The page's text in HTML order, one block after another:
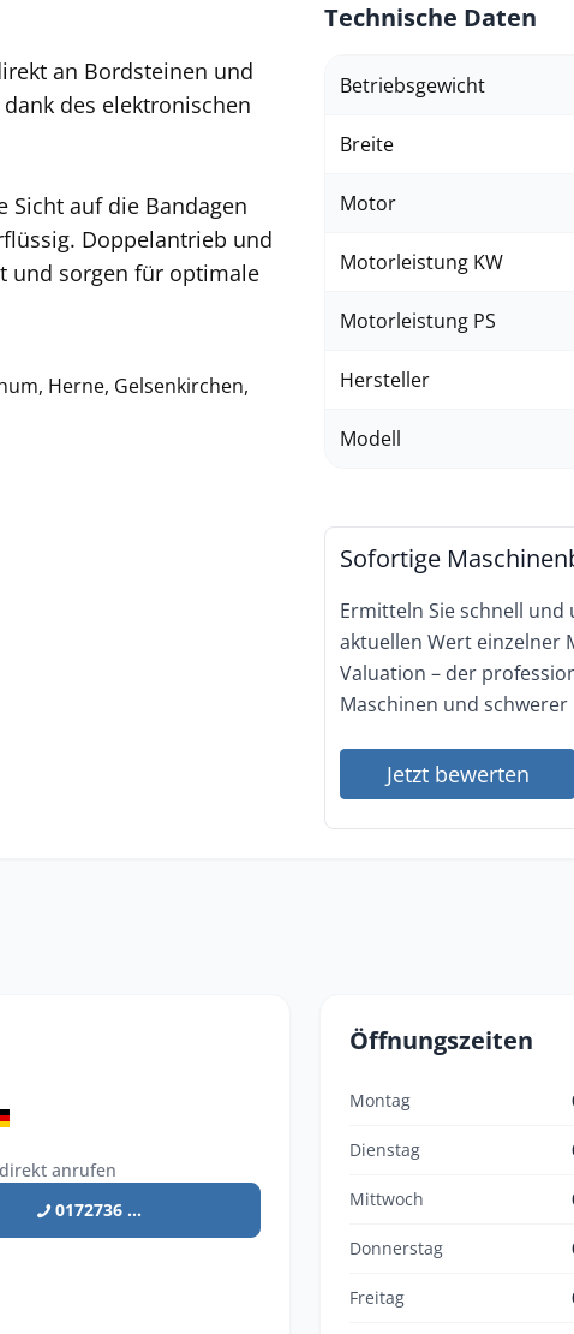
an Bordsteinen und
des elektronischen
auf die Bandagen
Doppelantrieb und
und sorgen für optimale
Herne, Gelsenkirchen,
Technische Daten
Betriebsgewicht
Breite
Motor
Motorleistung KW
Motorleistung PS
Hersteller
Modell
Sofortige
Ermitteln Sie schnell
aktuellen Wert einzelner
Valuation – der
Maschinen und schwerer
Jetzt bewerten
anrufen
0172736 ...
Öffnungszeiten
Montag
Dienstag
Mittwoch
Donnerstag
Freitag